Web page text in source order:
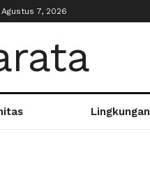
7, 2026
Lingkungan